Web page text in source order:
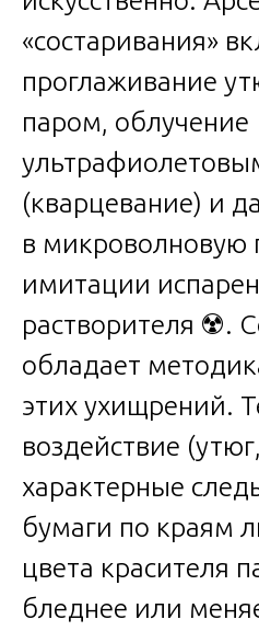
«состаривания»
проглаживание
паром, облучение
(кварцевание) и
в микроволновую
имитации
растворителя ☢️.
обладает
этих ухищрений.
воздействие
характерные
бумаги по краям
цвета красителя
бледнее или